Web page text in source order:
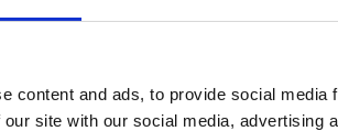
content and ads, to provide social
site with our social media, advertising
взаимодействие
С.